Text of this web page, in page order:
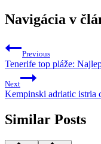
Navigácia v
Previous
Tenerife top pláže:
Next
Kempinski adriatic istria
Similar Posts